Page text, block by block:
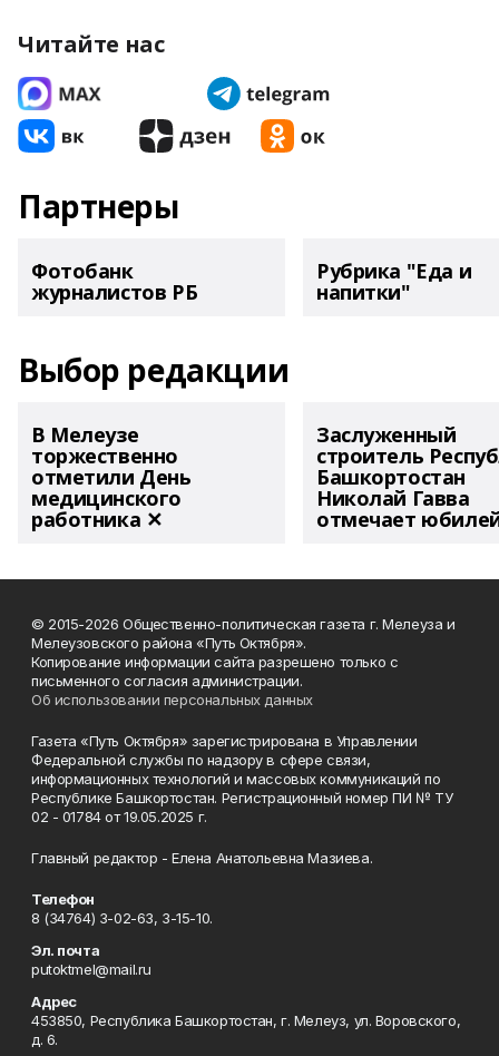
Читайте нас
Партнеры
Фотобанк
журналистов РБ
Рубрика "Еда и
напитки"
Выбор редакции
В Мелеузе
торжественно
отметили День
медицинского
работника ✕
Заслуженный
строитель
Башкортостан
Николай Гавва
отмечает
© 2015-2026 Общественно-политическая газета г. Мелеуза и
Мелеузовского района «Путь Октября».
Копирование информации сайта разрешено только с
письменного согласия администрации.
Об использовании персональных данных
Газета «Путь Октября» зарегистрирована в Управлении
Федеральной службы по надзору в сфере связи,
информационных технологий и массовых коммуникаций по
Республике Башкортостан. Регистрационный номер ПИ № ТУ
02 - 01784 от 19.05.2025 г.
Главный редактор - Елена Анатольевна Мазиева.
Телефон
8 (34764) 3-02-63, 3-15-10.
Эл. почта
putoktmel@mail.ru
Адрес
453850, Республика Башкортостан, г. Мелеуз, ул. Воровского,
д. 6.